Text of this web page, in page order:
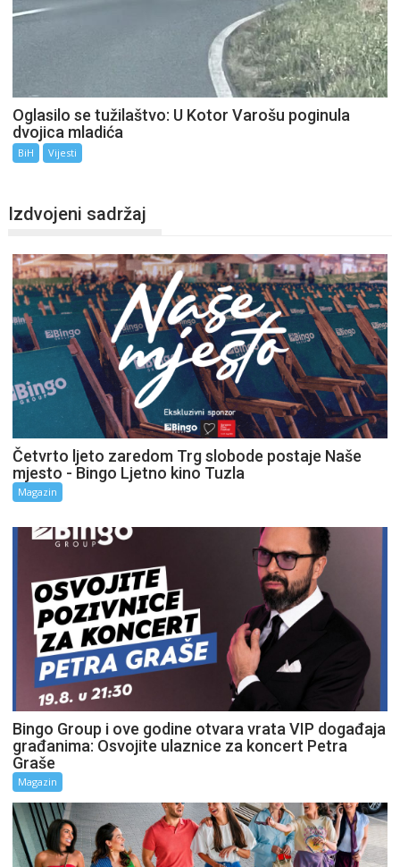
Oglasilo se tužilaštvo: U Kotor Varošu poginula
dvojica mladića
BiH Vijesti
Izdvojeni sadržaj
Četvrto ljeto zaredom Trg slobode postaje Naše
mjesto - Bingo Ljetno kino Tuzla
Magazin
Bingo Group i ove godine otvara vrata VIP događaja
građanima: Osvojite ulaznice za koncert Petra
Graše
Magazin